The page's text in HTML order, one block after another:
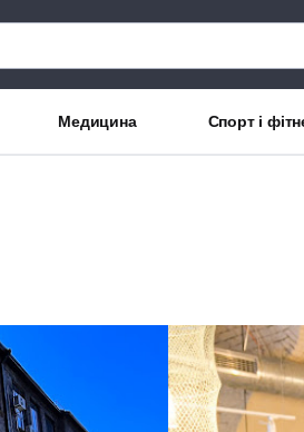
Медицина Спорт і